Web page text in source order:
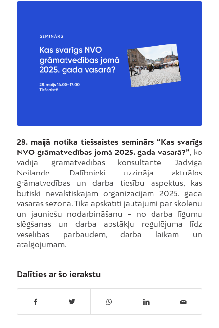
28. maijā notika tiešsaistes seminārs “Kas svarīgs
NVO grāmatvedības jomā 2025. gada vasarā?” , ko
vadīja grāmatvedības konsultante Jadviga
Neilande. Dalībnieki uzzināja aktuālos
grāmatvedības un darba tiesību aspektus, kas
būtiski nevalstiskajām organizācijām 2025. gada
vasaras sezonā. Tika apskatīti jautājumi par skolēnu
un jauniešu nodarbināšanu – no darba līgumu
slēgšanas un darba apstākļu regulējuma līdz
veselības pārbaudēm, darba laikam un
atalgojumam.
Dalīties ar šo ierakstu